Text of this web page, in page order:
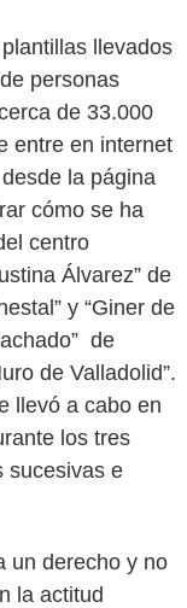
llevados
personas
de 33.000
entre en internet
la página
cómo se ha
centro
Álvarez” de
y “Giner de
de
de Valladolid”.
llevó a cabo en
los tres
sucesivas e
un derecho y no
la actitud